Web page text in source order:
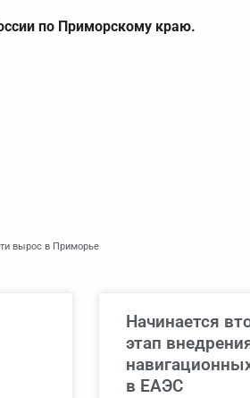
по Приморскому краю.
вырос в Приморье
Начинается
этап
в ЕАЭС